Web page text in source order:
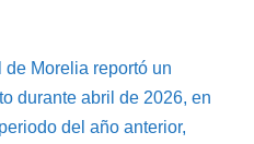
de Morelia reportó un
durante abril de 2026, en
del año anterior,